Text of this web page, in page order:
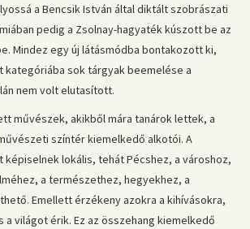
a Bencsik István által diktált szobrászati
pedig a Zsolnay-hagyaték kúszott be az
Mindez egy új látásmódba bontakozott ki,
kategóriába sok tárgyak beemelése a
nem volt elutasított.
művészek, akikből mára tanárok lettek, a
színtér kiemelkedő alkotói. A
képiselnek lokális, tehát Pécshez, a városhoz,
a természethez, hegyekhez, a
Emellett érzékeny azokra a kihívásokra,
a világot érik. Ez az összehang kiemelkedő